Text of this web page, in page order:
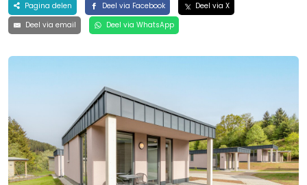
Pagina delen Deel via Facebook
Deel via X
Deel via email
Deel via WhatsApp